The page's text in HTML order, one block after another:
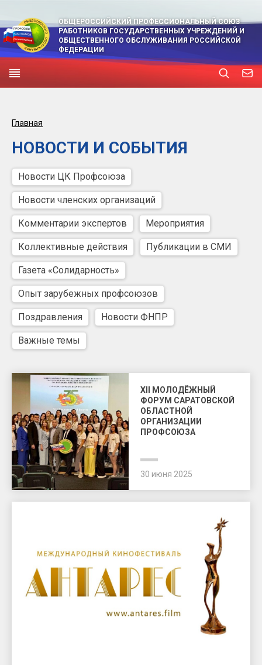
ОБЩЕРОССИЙСКИЙ ПРОФЕССИОНАЛЬНЫЙ СОЮЗ
РАБОТНИКОВ ГОСУДАРСТВЕННЫХ УЧРЕЖДЕНИЙ И
ОБЩЕСТВЕННОГО ОБСЛУЖИВАНИЯ РОССИЙСКОЙ
ФЕДЕРАЦИИ
Главная
НОВОСТИ И СОБЫТИЯ
Новости ЦК Профсоюза
Новости членских организаций
Комментарии экспертов Мероприятия
Коллективные действия Публикации в СМИ
Газета «Солидарность»
Опыт зарубежных профсоюзов
Поздравления Новости ФНПР
Важные темы
XII МОЛОДЁЖНЫЙ
ФОРУМ САРАТОВСКОЙ
ОБЛАСТНОЙ
ОРГАНИЗАЦИИ
ПРОФСОЮЗА
30 июня 2025